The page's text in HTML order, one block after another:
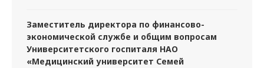
Заместитель директора по финансово-
экономической службе и общим вопросам
Университетского госпиталя НАО
«Медицинский университет Семей